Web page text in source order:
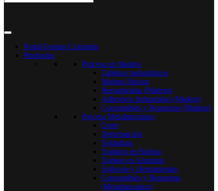
Portal Gemini Colombia
Productos
Proceso en Madera
Tableros melamínicos
Madera Maciza
Herramientas (Madera)
Adhesivos Industriales (Madera)
Consumibles y Repuestos (Madera)
Proceso Metalmecánico
Corte
Deformación
Soldadura
Trabajos en Bobina
Trabajo en Aluminio
Software y Herramientas
Consumibles y Repuestos
(Metalmecanico)